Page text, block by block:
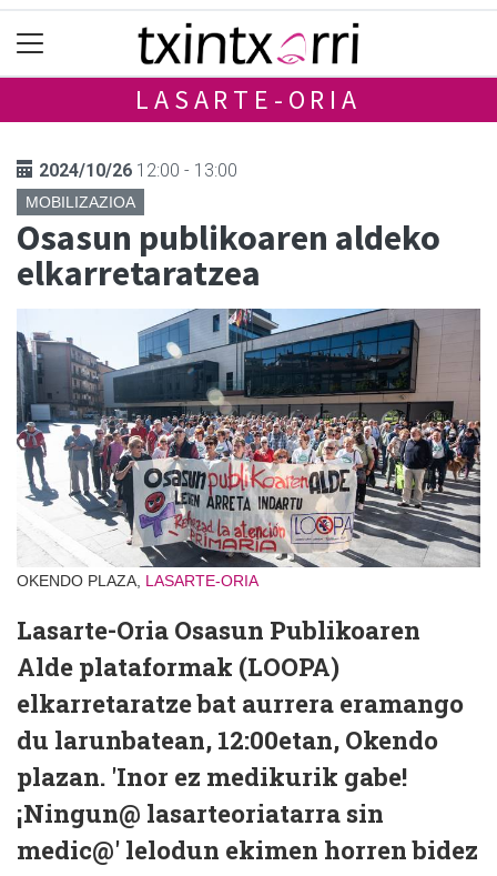
LASARTE-ORIA
2024/10/26 12:00 - 13:00
MOBILIZAZIOA
Osasun publikoaren aldeko
elkarretaratzea
OKENDO PLAZA, LASARTE-ORIA
Lasarte-Oria Osasun Publikoaren
Alde plataformak (LOOPA)
elkarretaratze bat aurrera eramango
du larunbatean, 12:00etan, Okendo
plazan. 'Inor ez medikurik gabe!
¡Ningun@ lasarteoriatarra sin
medic@' lelodun ekimen horren bidez